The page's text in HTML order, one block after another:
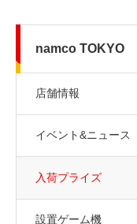
namco TOKYO
店舗情報
イベント&ニュース
入荷プライズ
設置ゲーム機